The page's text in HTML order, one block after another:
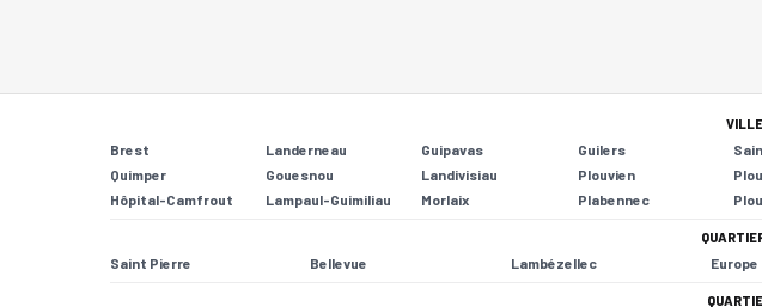
Brest Landerneau Guipavas Guilers
Quimper
Gouesnou Landivisiau Plouvien
Hôpital-Camfrout
Lampaul-Guimiliau Morlaix Plabennec
Saint Pierre Bellevue Lambézellec Europe